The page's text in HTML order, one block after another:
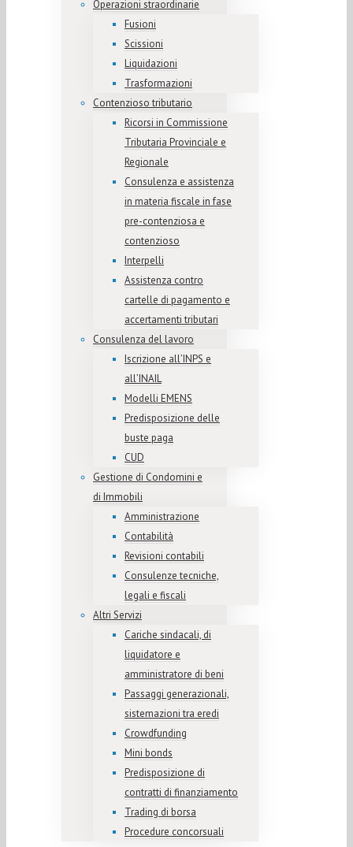
Operazioni straordinarie
Fusioni
Scissioni
Liquidazioni
Trasformazioni
Contenzioso tributario
Ricorsi in Commissione
Tributaria Provinciale e
Regionale
Consulenza e assistenza
in materia fiscale in fase
pre-contenziosa e
contenzioso
Interpelli
Assistenza contro
cartelle di pagamento e
accertamenti tributari
Consulenza del lavoro
Iscrizione all’INPS e
all’INAIL
Modelli EMENS
Predisposizione delle
buste paga
CUD
Gestione di Condomini e
di Immobili
Amministrazione
Contabilità
Revisioni contabili
Consulenze tecniche,
legali e fiscali
Altri Servizi
Cariche sindacali, di
liquidatore e
amministratore di beni
Passaggi generazionali,
sistemazioni tra eredi
Crowdfunding
Mini bonds
Predisposizione di
contratti di finanziamento
Trading di borsa
Procedure concorsuali